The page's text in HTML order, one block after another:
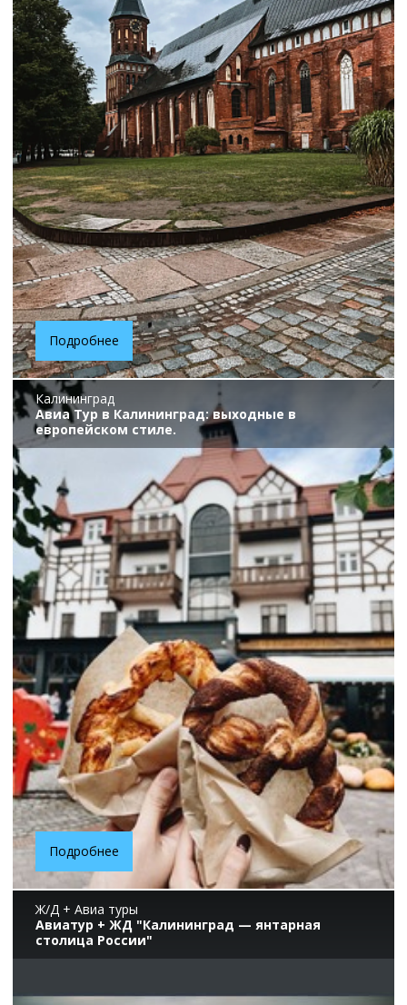
Подробнее
Калининград
Авиа Тур в Калининград: выходные в
европейском стиле.
Подробнее
Ж/Д + Авиа туры
Авиатур + ЖД "Калининград — янтарная
столица России"